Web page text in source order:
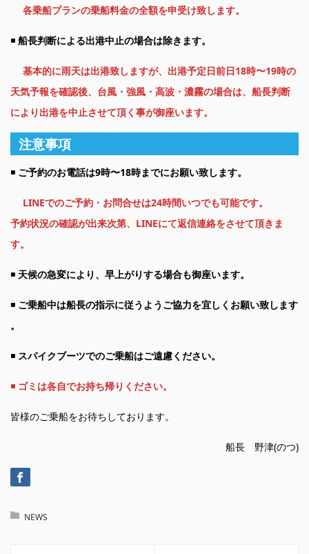
各乗船プランの乗船料金の全額を申受け致します。
◾️ 船長判断による出港中止の場合は除きます。
基本的に雨天は出港致しますが、出港予定日前日18時〜19時の
天気予報を確認後、台風・強風・高波・濃霧の場合は、船長判断
により出港を中止させて頂く事が御座います。
注意事項
◾️ ご予約のお電話は9時〜18時までにお願い致します。
LINEでのご予約・お問合せは24時間いつでも可能です。
予約状況の確認が出来次第、LINEにて返信連絡をさせて頂きま
す。
◾️ 天候の急変により、早上がりする場合も御座います。
◾️ ご乗船中は船長の指示に従うようご協力を宜しくお願い致します
。
◾️ スパイクブーツでのご乗船はご遠慮ください。
◾️ ゴミは各自でお持ち帰りください。
皆様のご乗船をお待ちしております。
船長 野津(のつ)
NEWS